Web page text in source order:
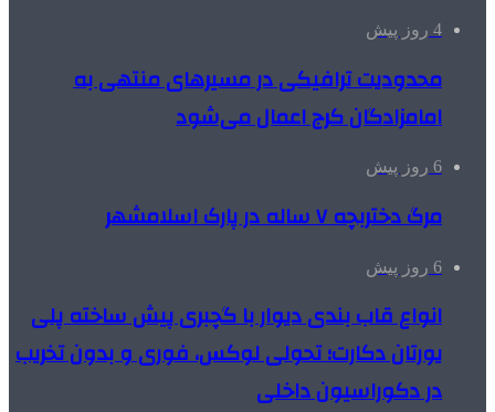
4 روز پیش
محدودیت ترافیکی در مسیرهای منتهی به
امامزادگان کرج اعمال می‌شود
6 روز پیش
مرگ دختربچه ۷ ساله در پارک اسلامشهر
6 روز پیش
انواع قاب بندی دیوار با گچبری پیش ساخته پلی
یورتان دکارت؛ تحولی لوکس، فوری و بدون تخریب
در دکوراسیون داخلی